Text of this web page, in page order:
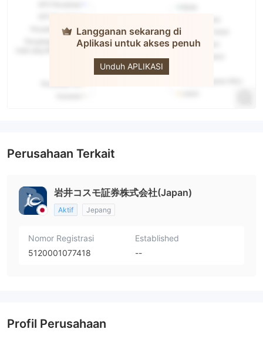
Langganan sekarang di
Aplikasi untuk akses penuh
Unduh APLIKASI
Iwai Cosmo
Perusahaan Terkait
岩井コスモ証券株式会社(Japan)
Aktif Jepang
Nomor Registrasi
5120001077418
Established
--
Profil Perusahaan